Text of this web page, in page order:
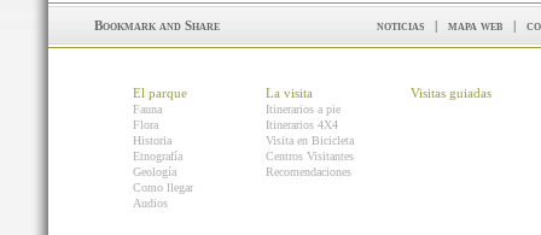
noticias | mapa web |
El parque
Fauna
Flora
Historia
Etnografía
Geología
Como llegar
Audios
La visita
Itinerarios a pie
Itinerarios 4X4
Visita en Bicicleta
Centros Visitantes
Recomendaciones
Visitas guiadas